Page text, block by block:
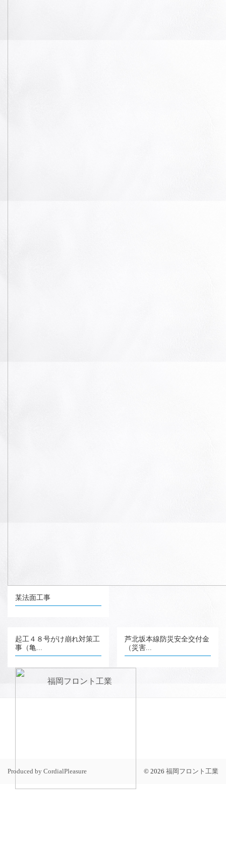
某法面工事
起工４８号がけ崩れ対策工
事（亀...
芦北坂本線防災安全交付金
（災害...
Produced by CordialPleasure © 2026 福岡フロント工業